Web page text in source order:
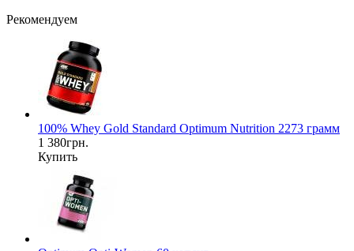
Рекомендуем
100% Whey Gold Standard Optimum Nutrition 2273 грамм
1 380грн.
Купить